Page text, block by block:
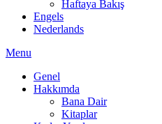
Haftaya Bakış
Engels
Nederlands
Menu
Genel
Hakkımda
Bana Dair
Kitaplar